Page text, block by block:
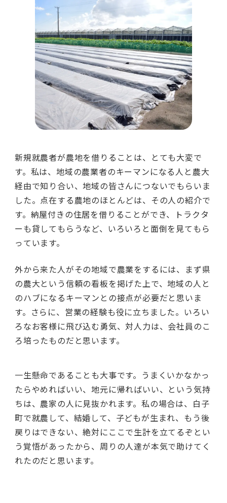
新規就農者が農地を借りることは、とても大変で
す。私は、地域の農業者のキーマンになる人と農大
経由で知り合い、地域の皆さんにつないでもらいま
した。点在する農地のほとんどは、その人の紹介で
す。納屋付きの住居を借りることができ、トラクタ
ーも貸してもらうなど、いろいろと面倒を見てもら
っています。
外から来た人がその地域で農業をするには、まず県
の農大という信頼の看板を掲げた上で、地域の人と
のハブになるキーマンとの接点が必要だと思いま
す。さらに、営業の経験も役に立ちました。いろい
ろなお客様に飛び込む勇気、対人力は、会社員のこ
ろ培ったものだと思います。
一生懸命であることも大事です。うまくいかなかっ
たらやめればいい、地元に帰ればいい、という気持
ちは、農家の人に見抜かれます。私の場合は、白子
町で就農して、結婚して、子どもが生まれ、もう後
戻りはできない、絶対にここで生計を立てるぞとい
う覚悟があったから、周りの人達が本気で助けてく
れたのだと思います。